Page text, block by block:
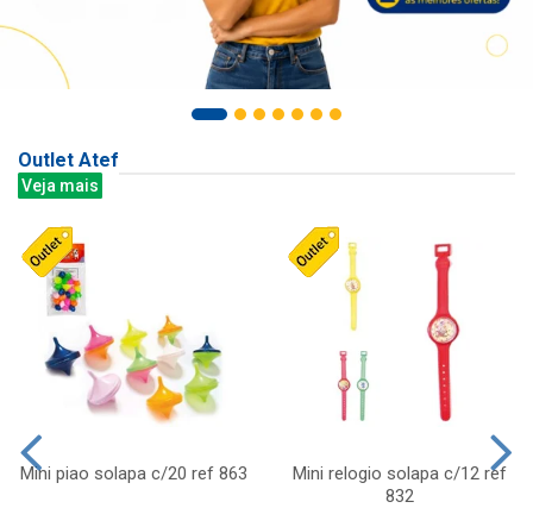
Outlet Atef
Veja mais
Mini piao solapa c/20 ref 863
Mini relogio solapa c/12 ref
832